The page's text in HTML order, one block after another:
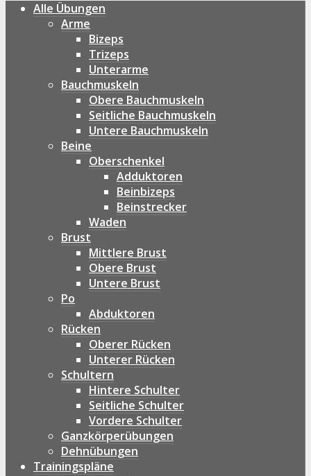
Alle Übungen
Arme
Bizeps
Trizeps
Unterarme
Bauchmuskeln
Obere Bauchmuskeln
Seitliche Bauchmuskeln
Untere Bauchmuskeln
Beine
Oberschenkel
Adduktoren
Beinbizeps
Beinstrecker
Waden
Brust
Mittlere Brust
Obere Brust
Untere Brust
Po
Abduktoren
Rücken
Oberer Rücken
Unterer Rücken
Schultern
Hintere Schulter
Seitliche Schulter
Vordere Schulter
Ganzkörperübungen
Dehnübungen
Trainingspläne